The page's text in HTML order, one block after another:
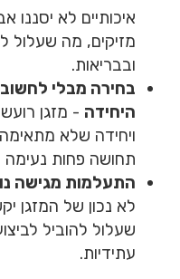
איכותיים לא יסננו
מזיקים, מה שעלול
ובבריאות.
בחירה מבלי
היחידה - מזגן
ויחידה שלא
תחושה פחות
התעלמות מגישה
לא נכון של המזגן
שעלול להוביל
עתידיות.